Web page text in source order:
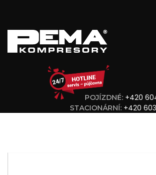
POJÍZDNÉ: +420
STACIONÁRNÍ: +420